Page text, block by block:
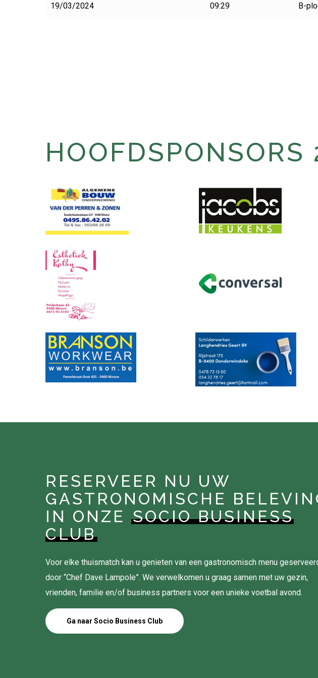
19/03/2024 09:29 B-
RESERVEER NU UW
GASTRONOMISCHE
IN ONZESOCIO BUSINESS
CLUB
Voor elke thuismatch kan u genieten van een gastronomisch menu
door “Chef Dave Lampole”. We verwelkomen u graag samen met uw gezin,
vrienden, familie en/of business partners voor een unieke voetbal avond.
Ga naar Socio Business Club